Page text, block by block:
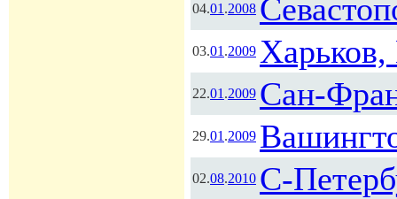
04.01.2008
03.01.2009
22.01.2009 Сан-
29.01.2009
02.08.2010 С-